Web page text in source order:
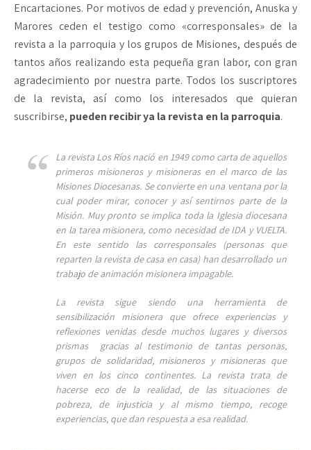
Encartaciones. Por motivos de edad y prevención, Anuska y
Marores ceden el testigo como «corresponsales» de la
revista a la parroquia y los grupos de Misiones, después de
tantos años realizando esta pequeña gran labor, con gran
agradecimiento por nuestra parte. Todos los suscriptores
de la revista, así como los interesados que quieran
suscribirse, pueden recibir ya la revista en la parroquia.
La revista Los Ríos nació en 1949 como carta de aquellos
primeros misioneros y misioneras en el marco de las
Misiones Diocesanas. Se convierte en una ventana por la
cual poder mirar, conocer y así sentirnos parte de la
Misión. Muy pronto se implica toda la Iglesia diocesana
en la tarea misionera, como necesidad de IDA y VUELTA.
En este sentido las corresponsales (personas que
reparten la revista de casa en casa) han desarrollado un
trabajo de animación misionera impagable.
La revista sigue siendo una herramienta de
sensibilización misionera que ofrece experiencias y
reflexiones venidas desde muchos lugares y diversos
prismas gracias al testimonio de tantas personas,
grupos de solidaridad, misioneros y misioneras que
viven en los cinco continentes. La revista trata de
hacerse eco de la realidad, de las situaciones de
pobreza, de injusticia y al mismo tiempo, recoge
experiencias, que dan respuesta a esa realidad.